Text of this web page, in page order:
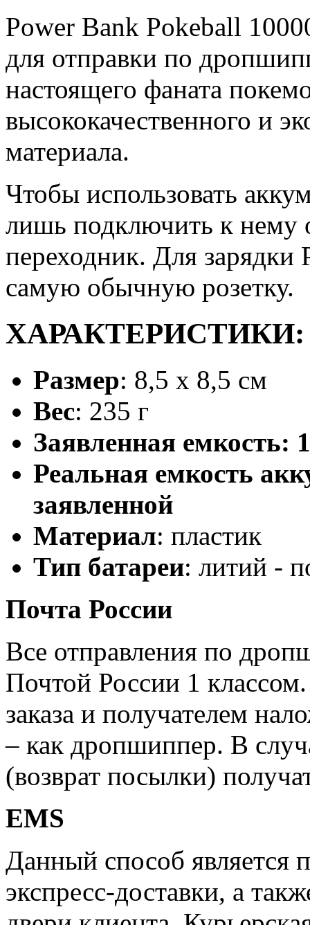
Power Bank Pokeball
для отправки по
настоящего фаната
высококачественного и
материала.
Чтобы использовать
лишь подключить к
переходник. Для зарядки
самую обычную розетку.
ХАРАКТЕРИСТИКИ:
Размер: 8,5 х 8,5 см
Вес: 235 г
Заявленная емкость:
Реальная емкость
заявленной
Материал: пластик
Тип батареи: литий -
Почта России
Все отправления по
Почтой России 1
заказа и получателем
– как дропшиппер. В
(возврат посылки)
EMS
Данный способ является
экспресс-доставки, а